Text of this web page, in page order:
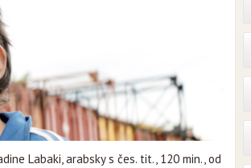
Labaki, arabsky s čes. tit., 120 min., od